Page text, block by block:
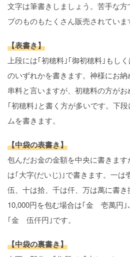
文字は筆書きしましょう。苦手な
プのものもたくさん販売されていま
【表書き】
上段には｢初穂料｣｢御初穂料｣もし
のいずれかを書きます。神様にお
串料と言いますが、初穂料の方が
｢初穂料｣と書く方が多いです。下
ムを書きます。
【中袋の表書き】
包んだお金の金額を中央に書きま
は｢大字(だいじ)｣で書きます。一は
伍、十は拾、千は仟、万は萬に書
10,000円を包む場合は｢金 壱萬円｣
｢金 伍仟円｣です。
【中袋の裏書き】